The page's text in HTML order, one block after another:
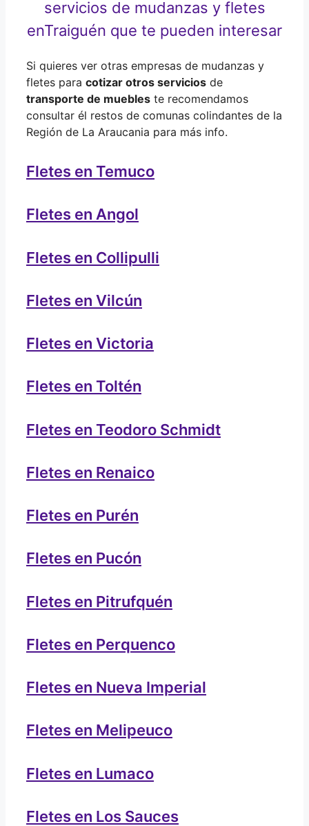
servicios de mudanzas y fletes
enTraiguén que te pueden interesar
Si quieres ver otras empresas de mudanzas y
fletes para cotizar otros servicios de
transporte de muebles te recomendamos
consultar él restos de comunas colindantes de la
Región de La Araucania para más info.
Fletes en Temuco
Fletes en Angol
Fletes en Collipulli
Fletes en Vilcún
Fletes en Victoria
Fletes en Toltén
Fletes en Teodoro Schmidt
Fletes en Renaico
Fletes en Purén
Fletes en Pucón
Fletes en Pitrufquén
Fletes en Perquenco
Fletes en Nueva Imperial
Fletes en Melipeuco
Fletes en Lumaco
Fletes en Los Sauces